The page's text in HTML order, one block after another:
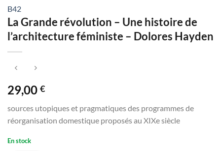
B42
La Grande révolution – Une histoire de
l’architecture féministe – Dolores Hayden
29,00 €
sources utopiques et pragmatiques des programmes de
réorganisation domestique proposés au XIXe siècle
En stock